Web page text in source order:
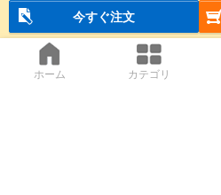
今すぐ注文
ホーム カテゴリ